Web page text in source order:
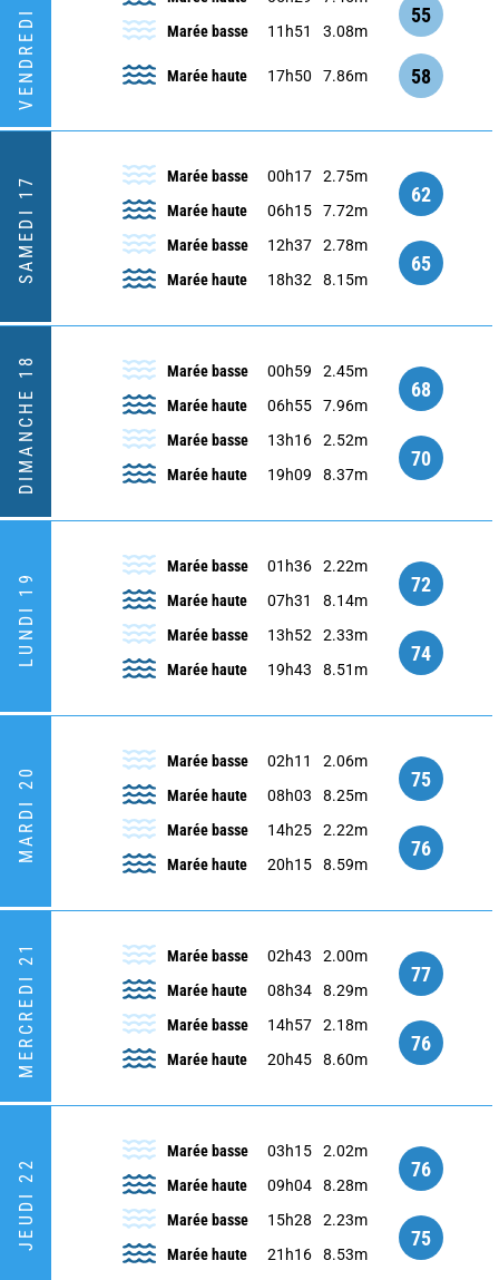
VENDREDI 16
Marée basse
11h51 3.08m
55
Marée haute 17h50 7.86m 58
SAMEDI 17 Marée basse 00h17
2.75m
Marée haute
06h15 7.72m
62
Marée basse 12h37
2.78m
Marée haute
18h32 8.15m
65
DIMANCHE 18 Marée basse 00h59
2.45m
Marée haute
06h55 7.96m
68
Marée basse 13h16
2.52m
Marée haute
19h09 8.37m
70
LUNDI 19
Marée basse 01h36
2.22m
Marée haute
07h31 8.14m
72
Marée basse 13h52
2.33m
Marée haute
19h43 8.51m
74
MARDI 20
Marée basse 02h11
2.06m
Marée haute
08h03 8.25m
75
Marée basse 14h25
2.22m
Marée haute
20h15 8.59m
76
MERCREDI 21 Marée basse 02h43
2.00m
Marée haute
08h34 8.29m
77
Marée basse 14h57
2.18m
Marée haute
20h45 8.60m
76
JEUDI 22
Marée basse 03h15
2.02m
Marée haute
09h04 8.28m
76
Marée basse 15h28
2.23m
Marée haute
21h16 8.53m
75